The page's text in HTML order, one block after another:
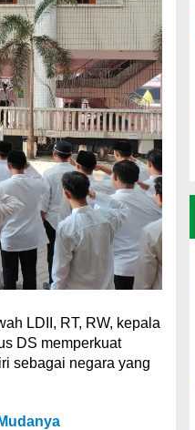
LDII, RT, RW, kepala
DS memperkuat
sebagai negara yang